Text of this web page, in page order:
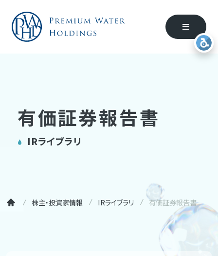
有価証券報告書
IRライブラリ
株主・投資家情報 IRライブラリ 有価証券報告書